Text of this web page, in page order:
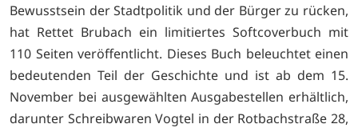
Bewusstsein der Stadtpolitik und der Bürger zu rücken,
hat Rettet Brubach ein limitiertes Softcoverbuch mit
110 Seiten veröffentlicht. Dieses Buch beleuchtet einen
bedeutenden Teil der Geschichte und ist ab dem 15.
November bei ausgewählten Ausgabestellen erhältlich,
darunter Schreibwaren Vogtel in der Rotbachstraße 28,